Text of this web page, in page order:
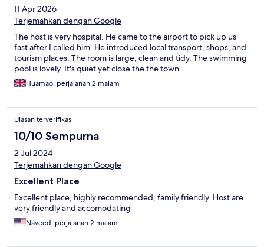
11 Apr 2026
Terjemahkan dengan Google
The host is very hospital. He came to the airport to pick up us
fast after I called him. He introduced local transport, shops, and
tourism places. The room is large, clean and tidy. The swimming
pool is lovely. It's quiet yet close the the town.
Huamao, perjalanan 2 malam
Ulasan terverifikasi
10/10 Sempurna
2 Jul 2024
Terjemahkan dengan Google
Excellent Place
Excellent place, highly recommended, family friendly. Host are
very friendly and accomodating
Naveed, perjalanan 2 malam